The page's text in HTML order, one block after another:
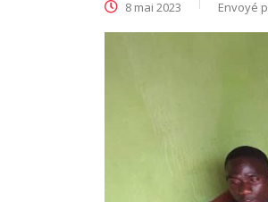
8 mai 2023 Envoyé